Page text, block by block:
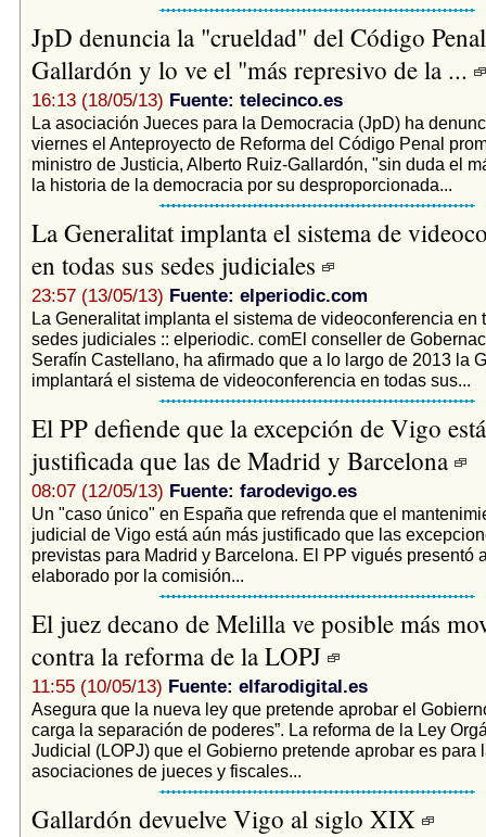
JpD denuncia la "crueldad" del Código
Gallardón y lo ve el "más represivo de la ...
16:13 (18/05/13) Fuente: telecinco.es
La asociación Jueces para la Democracia (JpD) ha
viernes el Anteproyecto de Reforma del Código Penal
ministro de Justicia, Alberto Ruiz-Gallardón, "sin duda el
la historia de la democracia por su desproporcionada...
La Generalitat implanta el sistema de
en todas sus sedes judiciales
23:57 (13/05/13) Fuente: elperiodic.com
La Generalitat implanta el sistema de videoconferencia en
sedes judiciales :: elperiodic. comEl conseller de
Serafín Castellano, ha afirmado que a lo largo de 2013 la
implantará el sistema de videoconferencia en todas sus...
El PP defiende que la excepción de Vigo
justificada que las de Madrid y Barcelona
08:07 (12/05/13) Fuente: farodevigo.es
Un "caso único" en España que refrenda que el
judicial de Vigo está aún más justificado que las
previstas para Madrid y Barcelona. El PP vigués presentó
elaborado por la comisión...
El juez decano de Melilla ve posible más
contra la reforma de la LOPJ
11:55 (10/05/13) Fuente: elfarodigital.es
Asegura que la nueva ley que pretende aprobar el
carga la separación de poderes”. La reforma de la Ley
Judicial (LOPJ) que el Gobierno pretende aprobar es para
asociaciones de jueces y fiscales...
Gallardón devuelve Vigo al siglo XIX